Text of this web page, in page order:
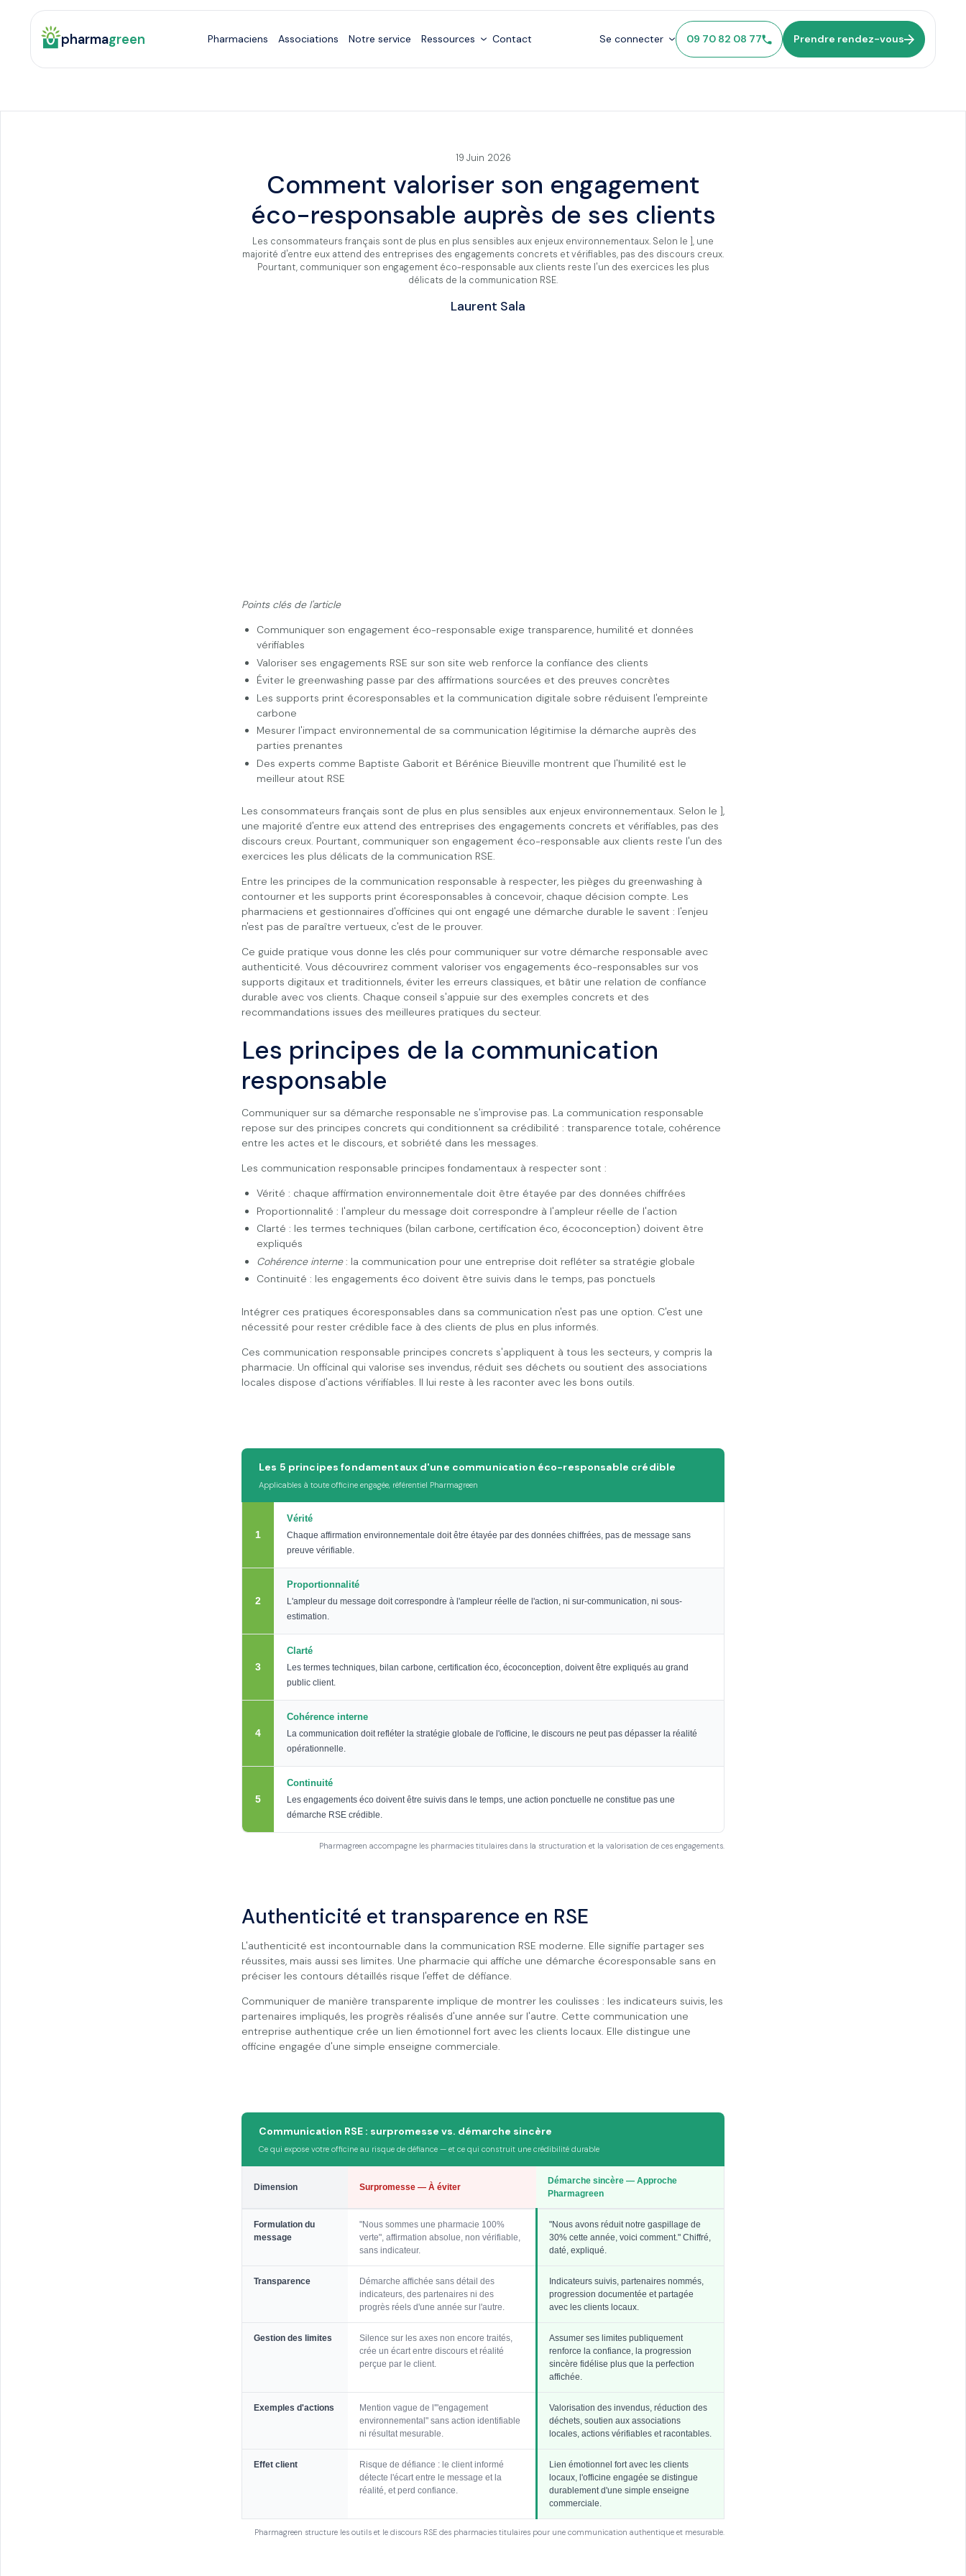
pharmagreen Pharmaciens Associations Notre service Ressources Contact Se connecter 09 70 82 08 77 Prendre rendez-vous
19 Juin 2026
Comment valoriser son engagement
éco-responsable auprès de ses clients
Les consommateurs français sont de plus en plus sensibles aux enjeux environnementaux. Selon le ], une
majorité d'entre eux attend des entreprises des engagements concrets et vérifiables, pas des discours creux.
Pourtant, communiquer son engagement éco-responsable aux clients reste l'un des exercices les plus
délicats de la communication RSE.
Laurent Sala
Points clés de l'article
Communiquer son engagement éco-responsable exige transparence, humilité et données
vérifiables
Valoriser ses engagements RSE sur son site web renforce la confiance des clients
Éviter le greenwashing passe par des affirmations sourcées et des preuves concrètes
Les supports print écoresponsables et la communication digitale sobre réduisent l'empreinte
carbone
Mesurer l'impact environnemental de sa communication légitimise la démarche auprès des
parties prenantes
Des experts comme Baptiste Gaborit et Bérénice Bieuville montrent que l'humilité est le
meilleur atout RSE
Les consommateurs français sont de plus en plus sensibles aux enjeux environnementaux. Selon le ],
une majorité d'entre eux attend des entreprises des engagements concrets et vérifiables, pas des
discours creux. Pourtant, communiquer son engagement éco-responsable aux clients reste l'un des
exercices les plus délicats de la communication RSE.
Entre les principes de la communication responsable à respecter, les pièges du greenwashing à
contourner et les supports print écoresponsables à concevoir, chaque décision compte. Les
pharmaciens et gestionnaires d'officines qui ont engagé une démarche durable le savent : l'enjeu
n'est pas de paraître vertueux, c'est de le prouver.
Ce guide pratique vous donne les clés pour communiquer sur votre démarche responsable avec
authenticité. Vous découvrirez comment valoriser vos engagements éco-responsables sur vos
supports digitaux et traditionnels, éviter les erreurs classiques, et bâtir une relation de confiance
durable avec vos clients. Chaque conseil s'appuie sur des exemples concrets et des
recommandations issues des meilleures pratiques du secteur.
Les principes de la communication
responsable
Communiquer sur sa démarche responsable ne s'improvise pas. La communication responsable
repose sur des principes concrets qui conditionnent sa crédibilité : transparence totale, cohérence
entre les actes et le discours, et sobriété dans les messages.
Les communication responsable principes fondamentaux à respecter sont :
Vérité : chaque affirmation environnementale doit être étayée par des données chiffrées
Proportionnalité : l'ampleur du message doit correspondre à l'ampleur réelle de l'action
Clarté : les termes techniques (bilan carbone, certification éco, écoconception) doivent être
expliqués
Cohérence interne: la communication pour une entreprise doit refléter sa stratégie globale
Continuité : les engagements éco doivent être suivis dans le temps, pas ponctuels
Intégrer ces pratiques écoresponsables dans sa communication n'est pas une option. C'est une
nécessité pour rester crédible face à des clients de plus en plus informés.
Ces communication responsable principes concrets s'appliquent à tous les secteurs, y compris la
pharmacie. Un officinal qui valorise ses invendus, réduit ses déchets ou soutient des associations
locales dispose d'actions vérifiables. Il lui reste à les raconter avec les bons outils.
Les 5 principes fondamentaux d'une communication éco-responsable crédible
Applicables à toute officine engagée, référentiel Pharmagreen
1
Vérité
Chaque affirmation environnementale doit être étayée par des données chiffrées, pas de message sans
preuve vérifiable.
2
Proportionnalité
L'ampleur du message doit correspondre à l'ampleur réelle de l'action, ni sur-communication, ni sous-
estimation.
3
Clarté
Les termes techniques, bilan carbone, certification éco, écoconception, doivent être expliqués au grand
public client.
4
Cohérence interne
La communication doit refléter la stratégie globale de l'officine, le discours ne peut pas dépasser la réalité
opérationnelle.
5
Continuité
Les engagements éco doivent être suivis dans le temps, une action ponctuelle ne constitue pas une
démarche RSE crédible.
Pharmagreen accompagne les pharmacies titulaires dans la structuration et la valorisation de ces engagements.
Authenticité et transparence en RSE
L'authenticité est incontournable dans la communication RSE moderne. Elle signifie partager ses
réussites, mais aussi ses limites. Une pharmacie qui affiche une démarche écoresponsable sans en
préciser les contours détaillés risque l'effet de défiance.
Communiquer de manière transparente implique de montrer les coulisses : les indicateurs suivis, les
partenaires impliqués, les progrès réalisés d'une année sur l'autre. Cette communication une
entreprise authentique crée un lien émotionnel fort avec les clients locaux. Elle distingue une
officine engagée d'une simple enseigne commerciale.
Communication RSE : surpromesse vs. démarche sincère
Ce qui expose votre officine au risque de défiance — et ce qui construit une crédibilité durable
Dimension Surpromesse — À éviter
Démarche sincère — Approche
Pharmagreen
Formulation du
message
"Nous sommes une pharmacie 100%
verte", affirmation absolue, non vérifiable,
sans indicateur.
"Nous avons réduit notre gaspillage de
30% cette année, voici comment." Chiffré,
daté, expliqué.
Transparence
Démarche affichée sans détail des
indicateurs, des partenaires ni des
progrès réels d'une année sur l'autre.
Indicateurs suivis, partenaires nommés,
progression documentée et partagée
avec les clients locaux.
Gestion des limites
Silence sur les axes non encore traités,
crée un écart entre discours et réalité
perçue par le client.
Assumer ses limites publiquement
renforce la confiance, la progression
sincère fidélise plus que la perfection
affichée.
Exemples d'actions
Mention vague de l'"engagement
environnemental" sans action identifiable
ni résultat mesurable.
Valorisation des invendus, réduction des
déchets, soutien aux associations
locales, actions vérifiables et racontables.
Effet client
Risque de défiance : le client informé
détecte l'écart entre le message et la
réalité, et perd confiance.
Lien émotionnel fort avec les clients
locaux, l'officine engagée se distingue
durablement d'une simple enseigne
commerciale.
Pharmagreen structure les outils et le discours RSE des pharmacies titulaires pour une communication authentique et mesurable.